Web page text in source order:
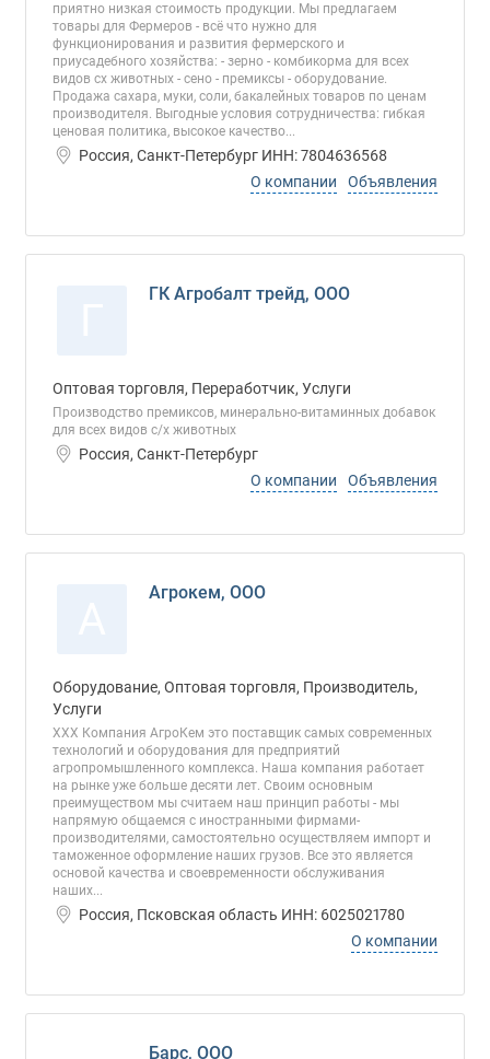
приятно низкая стоимость продукции. Мы предлагаем
товары для Фермеров - всё что нужно для
функционирования и развития фермерского и
приусадебного хозяйства: - зерно - комбикорма для всех
видов сх животных - сено - премиксы - оборудование.
Продажа сахара, муки, соли, бакалейных товаров по ценам
производителя. Выгодные условия сотрудничества: гибкая
ценовая политика, высокое качество...
Россия, Санкт-Петербург ИНН: 7804636568
О компании
Объявления
ГК Агробалт трейд, ООО
Оптовая торговля, Переработчик, Услуги
Производство премиксов, минерально-витаминных добавок
для всех видов с/х животных
Россия, Санкт-Петербург
О компании
Объявления
Агрокем, ООО
Оборудование, Оптовая торговля, Производитель,
Услуги
ХХХ Компания АгроКем это поставщик самых современных
технологий и оборудования для предприятий
агропромышленного комплекса. Наша компания работает
на рынке уже больше десяти лет. Своим основным
преимуществом мы считаем наш принцип работы - мы
напрямую общаемся с иностранными фирмами-
производителями, самостоятельно осуществляем импорт и
таможенное оформление наших грузов. Все это является
основой качества и своевременности обслуживания
наших...
Россия, Псковская область ИНН: 6025021780
О компании
Барс, ООО